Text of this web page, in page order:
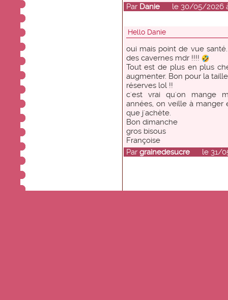
Par Daniele 30/05/2026 à
Hello Danie
oui mais point de vue
des cavernes mdr !!!!
Tout est de plus en plus
augmenter. Bon pour la
réserves lol !!
c'est vrai qu'on mange
années, on veille à manger
que j'achète.
Bon dimanche
gros bisous
Françoise
Par grainedesucrele 31/05/